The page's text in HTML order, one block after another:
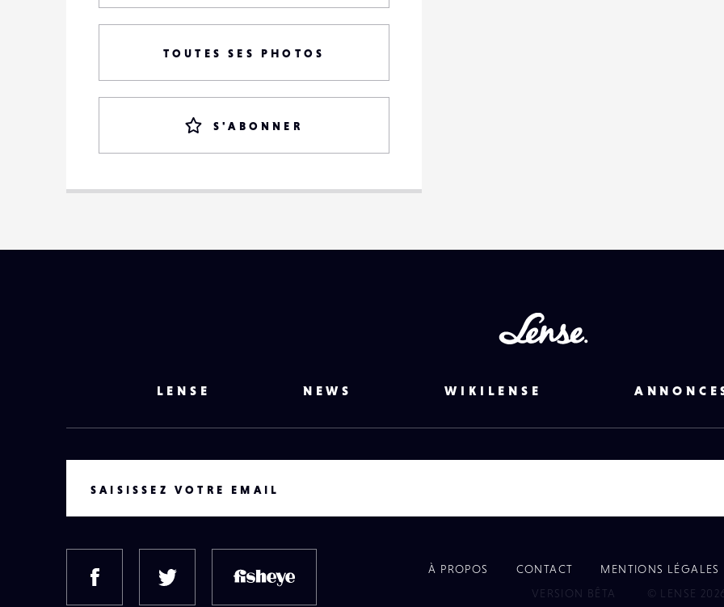
TOUTES SES PHOTOS
S'ABONNER
LENSE NEWS WIKILENSE
SAISISSEZ VOTRE EMAIL
FACEBOOK TWITTER
À PROPOS CONTACT
MENTIONS LÉGALES
VERSION BÊTA
© LENSE